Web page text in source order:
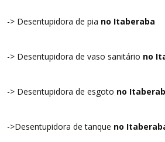
-> Desentupidora de pia no Itaberaba
-> Desentupidora de vaso sanitário no
-> Desentupidora de esgoto no
->Desentupidora de tanque no